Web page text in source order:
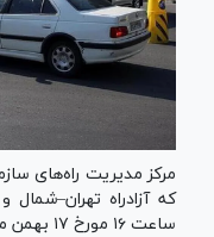
مرکز مدیریت راه‌های
که آزادراه
ساعت ۱۶ مورخ ۱۷ بهمن ماه مسدود هستند.